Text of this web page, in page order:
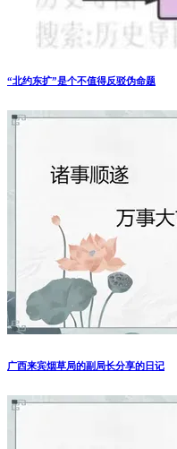
“北约东扩”是个不值得反驳伪命题
广西来宾烟草局的副局长分享的日记